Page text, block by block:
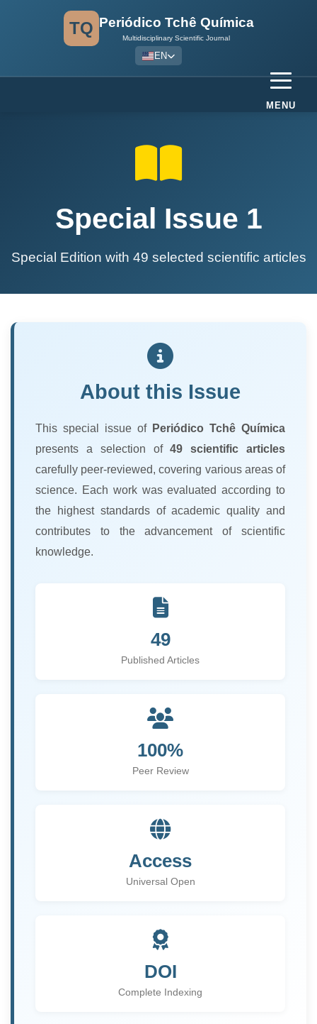
TQ Periódico Tchê Química
Multidisciplinary Scientific Journal
EN
MENU
Special Issue 1
Special Edition with 49 selected scientific articles
About this Issue
This special issue of Periódico Tchê Química
presents a selection of49 scientific articles
carefully peer-reviewed, covering various areas of
science. Each work was evaluated according to
the highest standards of academic quality and
contributes to the advancement of scientific
knowledge.
49
Published Articles
100%
Peer Review
Access
Universal Open
DOI
Complete Indexing